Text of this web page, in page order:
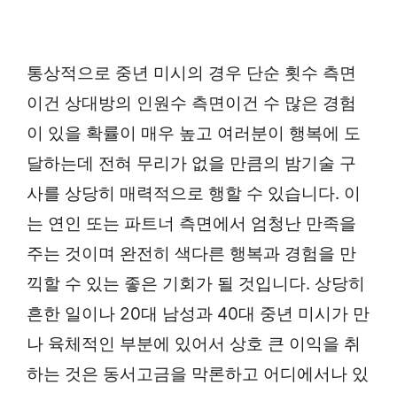
통상적으로 중년 미시의 경우 단순 횟수 측면
이건 상대방의 인원수 측면이건 수 많은 경험
이 있을 확률이 매우 높고 여러분이 행복에 도
달하는데 전혀 무리가 없을 만큼의 밤기술 구
사를 상당히 매력적으로 행할 수 있습니다. 이
는 연인 또는 파트너 측면에서 엄청난 만족을
주는 것이며 완전히 색다른 행복과 경험을 만
끽할 수 있는 좋은 기회가 될 것입니다. 상당히
흔한 일이나 20대 남성과 40대 중년 미시가 만
나 육체적인 부분에 있어서 상호 큰 이익을 취
하는 것은 동서고금을 막론하고 어디에서나 있